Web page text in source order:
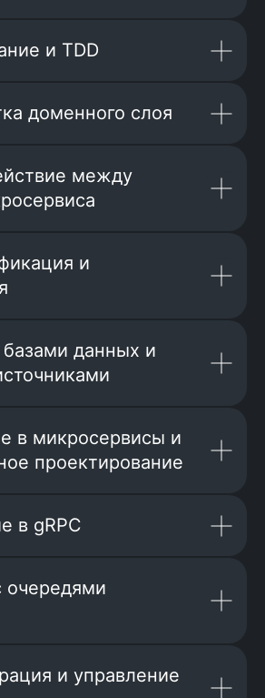
и TDD
доменного слоя
между
и
базами данных и
в микросервисы и
проектирование
в gRPC
очередями
и управление
«теория
разбираем
подходы и